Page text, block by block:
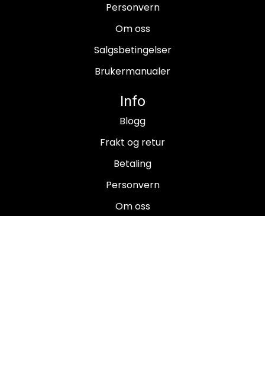
Personvern
Om oss
Salgsbetingelser
Brukermanualer
Info
Blogg
Frakt og retur
Betaling
Personvern
Om oss